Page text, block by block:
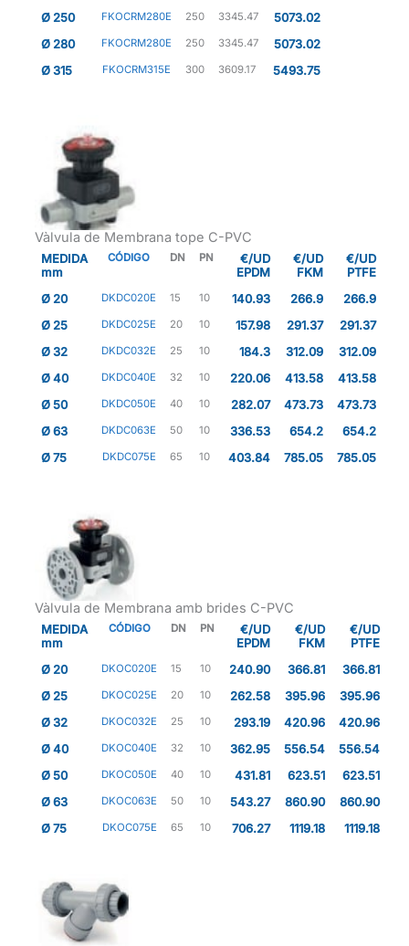
Ø 250
FKOCRM280E 250 3345.47
5073.02
Ø 280
FKOCRM280E 250 3345.47
5073.02
Ø 315
FKOCRM315E 300 3609.17 5493.75
Vàlvula de Membrana tope C-PVC
MEDIDA
mm
CÓDIGO DN PN
€/UD
EPDM
€/UD
FKM
€/UD
PTFE
Ø 20
DKDC020E 15 10 140.93 266.9
266.9
Ø 25
DKDC025E 20 10 157.98 291.37
291.37
Ø 32
DKDC032E 25 10 184.3 312.09
312.09
Ø 40
DKDC040E 32 10 220.06 413.58
413.58
Ø 50
DKDC050E 40 10 282.07 473.73
473.73
Ø 63
DKDC063E 50 10 336.53 654.2
654.2
Ø 75
DKDC075E 65 10 403.84 785.05 785.05
Vàlvula de Membrana amb brides C-PVC
MEDIDA
mm
CÓDIGO DN PN
€/UD
EPDM
€/UD
FKM
€/UD
PTFE
Ø 20
DKOC020E 15 10 240.90 366.81
366.81
Ø 25
DKOC025E 20 10 262.58 395.96
395.96
Ø 32
DKOC032E 25 10 293.19 420.96
420.96
Ø 40
DKOC040E 32 10 362.95 556.54
556.54
Ø 50
DKOC050E 40 10 431.81 623.51
623.51
Ø 63
DKOC063E 50 10 543.27 860.90
860.90
Ø 75
DKOC075E 65 10 706.27 1119.18 1119.18